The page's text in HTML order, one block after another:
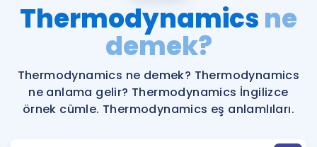
Şifremi Hatırlamıyorum
Katılımcı Görüşleri
Faydalı Araçlar
Ücretsiz Kaynaklar
Blog
İngilizce Gramer
Thermodynamicsne
demek?
Thermodynamics ne demek? Thermodynamics
ne anlama gelir? Thermodynamics İngilizce
örnek cümle. Thermodynamics eş anlamlıları.